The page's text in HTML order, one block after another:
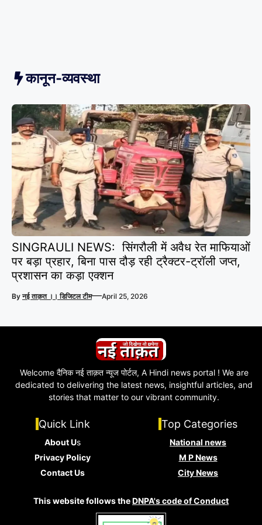
कानून-व्यवस्था
SINGRAULI NEWS: सिंगरौली में अवैध रेत माफियाओं
पर बड़ा प्रहार, बिना पास दौड़ रही ट्रैक्टर-ट्रॉली जप्त,
प्रशासन का कड़ा एक्शन
Byनई ताक़त ।। डिजिटल टीम—April 25, 2026
Welcome दैनिक नई ताक़त न्यूज पोर्टल, A Hindi news portal ! We are
dedicated to delivering the latest news, insightful articles, and
stories that matter to our vibrant community.
Quick Link
About Us
Privacy Policy
Contact Us
Top Categories
National news
M P News
City News
This website follows theDNPA's code of Conduct